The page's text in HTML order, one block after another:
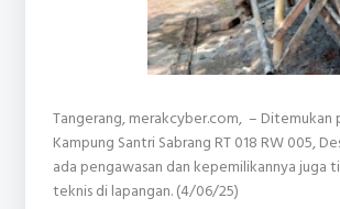
Tangerang, merakcyber.com, – Ditemukan
Kampung Santri Sabrang RT 018 RW 005,
ada pengawasan dan kepemilikannya juga
teknis di lapangan. (4/06/25)